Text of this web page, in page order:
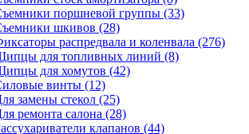
поршневой группы (33)
шкивов (28)
распредвала и коленвала (276)
для топливных линий (8)
для хомутов (42)
винты (12)
замены стекол (25)
ремонта салона (28)
клапанов (44)